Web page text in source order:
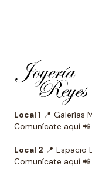
Local 1 📍
Comunícate aquí 📲
Local 2 📍
Comunícate aquí 📲